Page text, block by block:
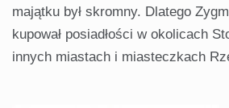
majątku był skromny. Dlatego
kupował posiadłości w okolicach
innych miastach i miasteczkach